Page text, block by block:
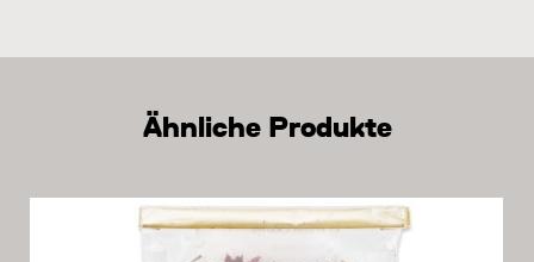
Ähnliche Produkte